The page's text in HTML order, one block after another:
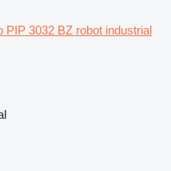
PIP 3032 BZ robot industrial